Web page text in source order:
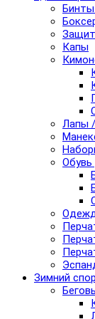
Бинты
Капы
Лапы
Обувь
Зимний